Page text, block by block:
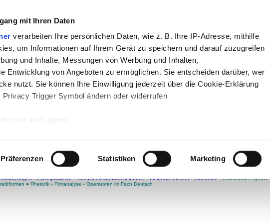
mit Ihren Daten
verarbeiten Ihre persönlichen Daten, wie z. B. Ihre IP-Adresse, mithilfe
um Informationen auf Ihrem Gerät zu speichern und darauf zuzugreifen
und Inhalte, Messungen von Werbung und Inhalten,
Entwicklung von Angeboten zu ermöglichen. Sie entscheiden darüber, wer
nutzt. Sie können Ihre Einwilligung jederzeit über die Cookie-Erklärung
Trigger Symbol ändern oder widerrufen
wir auch gerne:
Scannen nach bestimmten Merkmalen (Fingerprinting) identifizieren
fest.
Präferenzen Statistiken Marketing
-Politik- Pädagogik-Psychologie-Medien-
-So navigiert man auf teachSam-So sucht man auf
Abkürzungen▪Einzelprobleme▪Rechtschreibreform seit 2005▪Links ins Internet▪Bausteine ▪Grammatik / Syntax
● Rhetorik ▪ Filmanalyse ▪ Operatoren im Fach Deutsch